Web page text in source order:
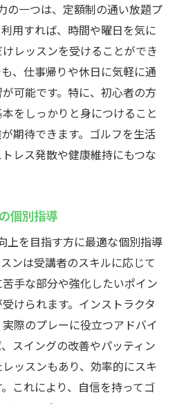
の一つは、定額制の通い放題プ
用すれば、時間や曜日を気に
レッスンを受けることができ
、仕事帰りや休日に気軽に通
可能です。特に、初心者の方
をしっかりと身につけること
期待できます。ゴルフを生活
レス発散や健康維持にもつな
個別指導
上を目指す方に最適な個別指導
ンは受講者のスキルに応じて
手な部分や強化したいポイン
けられます。インストラクタ
際のプレーに役立つアドバイ
スイングの改善やパッティン
ッスンもあり、効率的にスキ
これにより、自信を持ってゴ